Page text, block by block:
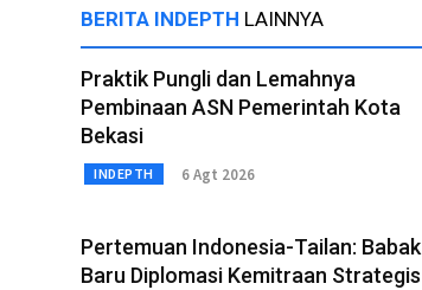
BERITA INDEPTH LAINNYA
Praktik Pungli dan Lemahnya
Pembinaan ASN Pemerintah Kota
Bekasi
INDEPTH 6 Agt 2026
Pertemuan Indonesia-Tailan: Babak
Baru Diplomasi Kemitraan Strategis